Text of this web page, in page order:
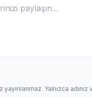
Yalnızca